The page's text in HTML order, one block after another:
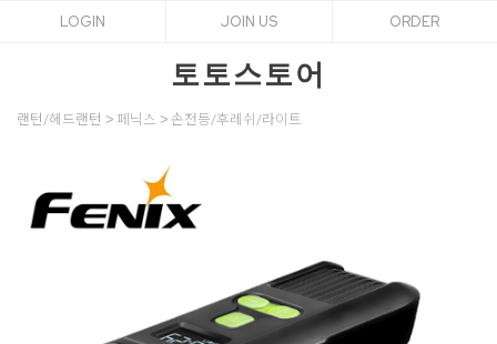
LOGIN JOIN US ORDER
토토스토어
랜턴/헤드랜턴 페닉스 손전등/후레쉬/라이트